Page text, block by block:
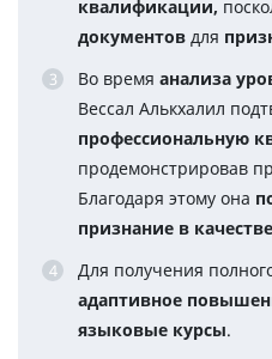
квалификации,
документов для
Во время анализа
Вессал Алькхалил
профессиональную
продемонстрировав
Благодаря этому она
признание в
Для получения
адаптивное
языковые курсы.